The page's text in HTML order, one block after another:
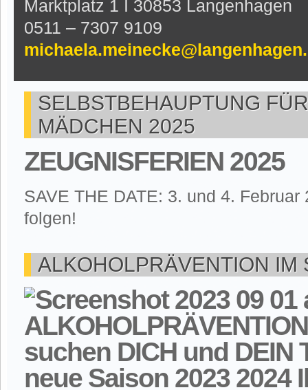
Marktplatz 1 I 30853 Langenhagen
0511 – 7307 9109
SELBSTBEHAUPTUNG
MÄDCHEN 2025
ZEUGNISFERIEN 2025
SAVE THE DATE: 3. und 4. Februar
folgen!
ALKOHOLPRÄVENTION IM